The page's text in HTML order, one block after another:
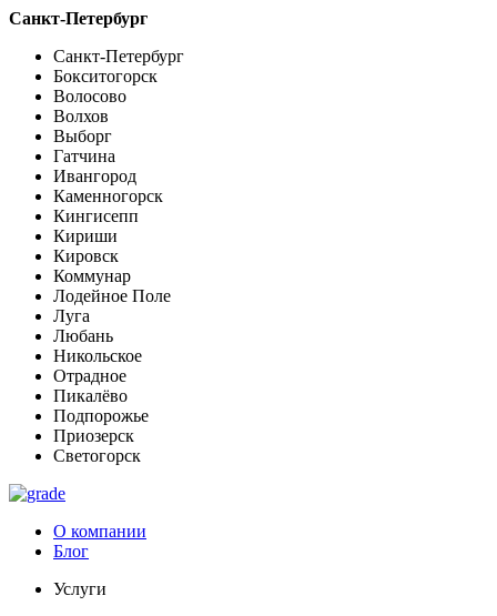
Санкт-Петербург
Санкт-Петербург
Бокситогорск
Волосово
Волхов
Выборг
Гатчина
Ивангород
Каменногорск
Кингисепп
Кириши
Кировск
Коммунар
Лодейное Поле
Луга
Любань
Никольское
Отрадное
Пикалёво
Подпорожье
Приозерск
Светогорск
О компании
Блог
Услуги